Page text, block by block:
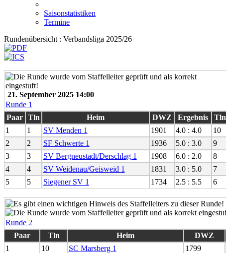
Saisonstatistiken
Termine
Rundenübersicht : Verbandsliga 2025/26
21. September 2025 14:00
Runde 1
Paar Tln Heim DWZ Ergebnis Tln
1
1 SV Menden 1 1901 4.0 : 4.0 10
2
2 SF Schwerte 1 1936 5.0 : 3.0 9
3
3 SV Bergneustadt/Derschlag 1 1908 6.0 : 2.0 8
4
4 SV Weidenau/Geisweid 1 1831 3.0 : 5.0 7
5
5 Siegener SV 1 1734 2.5 : 5.5 6
Runde 2
Paar
Tln Heim DWZ
1
10 SC Marsberg 1 1799